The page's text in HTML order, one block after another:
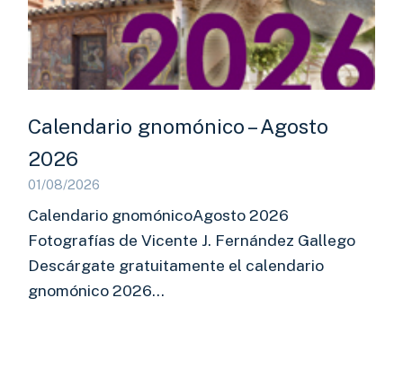
Calendario gnomónico – Agosto
2026
01/08/2026
Calendario gnomónicoAgosto 2026
Fotografías de Vicente J. Fernández Gallego
Descárgate gratuitamente el calendario
gnomónico 2026…